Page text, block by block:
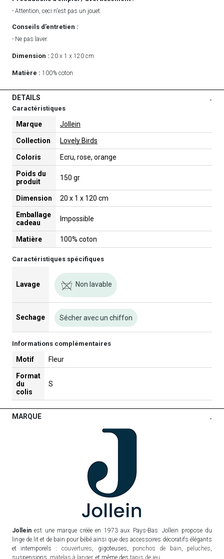
- Attention, ceci n'est pas un jouet.
Conseils d’entretien :
- Ne pas laver.
Dimension : 20 x 1 x 120 cm
Matière : 100% coton
DETAILS -
Caractéristiques
Marque Jollein
Collection Lovely Birds
Coloris Ecru, rose, orange
Poids du
produit
150 gr
Dimension 20 x 1 x 120 cm
Emballage
cadeau
Impossible
Matière 100% coton
Caractéristiques spécifiques
Lavage Non lavable
Sechage Sécher avec un chiffon
Informations complémentaires
Motif Fleur
Format
du
colis
S
MARQUE -
Jolleinest une marque créée en 1973 aux Pays-Bas. Jollein propose du
linge de lit et de bain pour bébé ainsi que des accessoires décoratifs élégants
et intemporels :couvertures, gigoteuses, ponchos de bain, peluches,